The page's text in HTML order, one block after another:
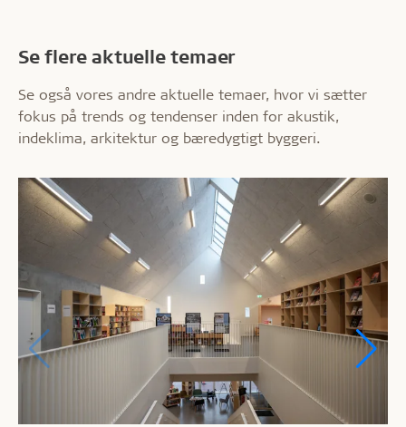
Se flere aktuelle temaer
Se også vores andre aktuelle temaer, hvor vi sætter
fokus på trends og tendenser inden for akustik,
indeklima, arkitektur og bæredygtigt byggeri.